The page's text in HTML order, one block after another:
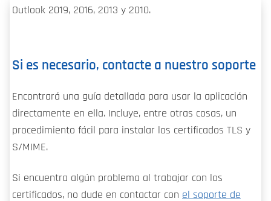
Outlook 2019, 2016, 2013 y 2010.
Si es necesario, contacte a nuestro soporte
Encontrará una guía detallada para usar la aplicación
directamente en ella. Incluye, entre otras cosas, un
procedimiento fácil para instalar los certificados TLS y
S/MIME.
Si encuentra algún problema al trabajar con los
certificados, no dude en contactar con el soporte de